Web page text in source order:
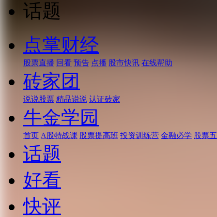
话题
点掌财经
股票直播 回看 预告 点播 股市快讯 在线帮助
砖家团
说说股票 精品说说 认证砖家
牛金学园
首页 A股特战课 股票提高班 投资训练营 金融必学 股票
话题
好看
快评